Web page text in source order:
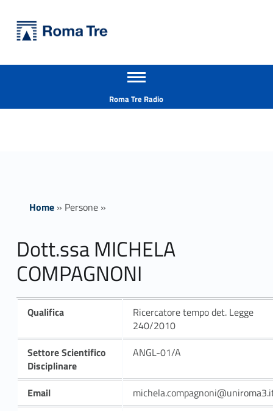
Dott.ssa MICHELA COMPAGNONI ricerca - Università Roma Tre
Apri il menu secondario
Roma Tre Radio
Home» Persone»
Dott.ssa MICHELA
COMPAGNONI
Qualifica
Ricercatore tempo det. Legge
240/2010
Settore Scientifico
Disciplinare
ANGL-01/A
Email